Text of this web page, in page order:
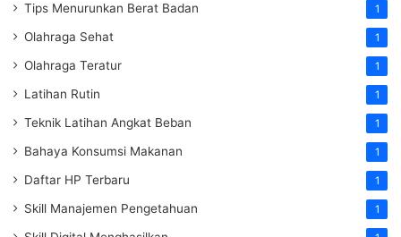
Tips Menurunkan Berat Badan 1
Olahraga Sehat 1
Olahraga Teratur 1
Latihan Rutin 1
Teknik Latihan Angkat Beban 1
Bahaya Konsumsi Makanan 1
Daftar HP Terbaru 1
Skill Manajemen Pengetahuan 1